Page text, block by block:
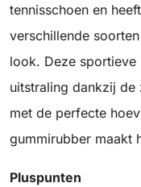
tennisschoen en
verschillende
look. Deze sportieve
uitstraling dankzij de
met de perfecte
gummirubber maakt
Pluspunten